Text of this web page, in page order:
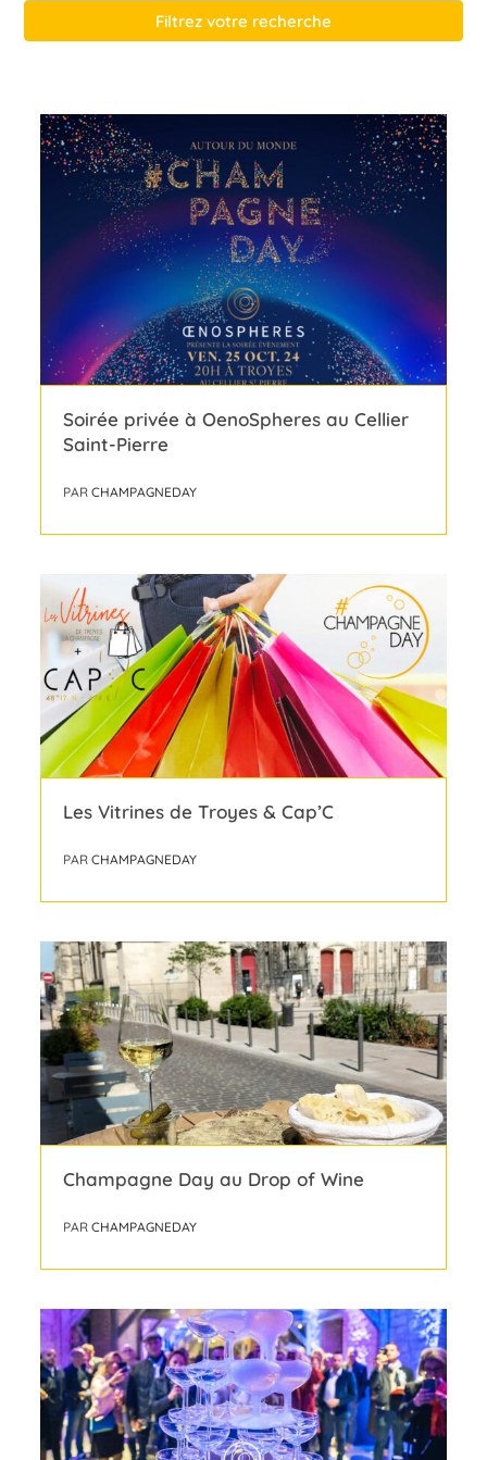
Filtrez votre recherche
Soirée privée à OenoSpheres au Cellier
Saint-Pierre
PAR CHAMPAGNEDAY
Les Vitrines de Troyes & Cap’C
PAR CHAMPAGNEDAY
Champagne Day au Drop of Wine
PAR CHAMPAGNEDAY